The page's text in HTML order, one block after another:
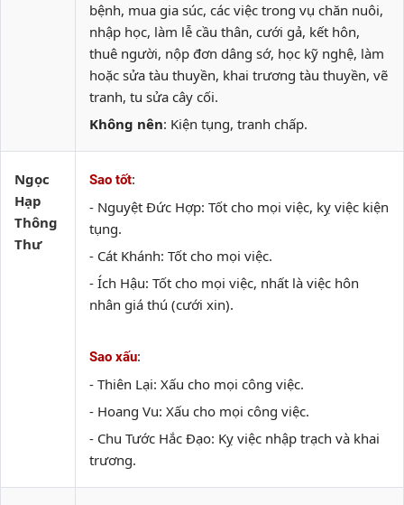
bệnh, mua gia súc, các việc trong vụ chăn nuôi,
nhập học, làm lễ cầu thân, cưới gả, kết hôn,
thuê người, nộp đơn dâng sớ, học kỹ nghệ, làm
hoặc sửa tàu thuyền, khai trương tàu thuyền, vẽ
tranh, tu sửa cây cối.
Không nên: Kiện tụng, tranh chấp.
Ngọc
Hạp
Thông
Thư
Sao tốt:
- Nguyệt Đức Hợp: Tốt cho mọi việc, kỵ việc kiện
tụng.
- Cát Khánh: Tốt cho mọi việc.
- Ích Hậu: Tốt cho mọi việc, nhất là việc hôn
nhân giá thú (cưới xin).
Sao xấu:
- Thiên Lại: Xấu cho mọi công việc.
- Hoang Vu: Xấu cho mọi công việc.
- Chu Tước Hắc Đạo: Kỵ việc nhập trạch và khai
trương.